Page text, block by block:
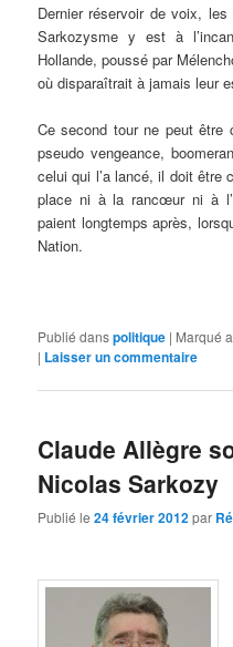
Dernier réservoir de voix, les
Sarkozysme y est à
Hollande, poussé par
où disparaîtrait à jamais leur
Ce second tour ne peut être
pseudo vengeance,
celui qui l’a lancé, il doit être
place ni à la rancœur ni à
paient longtemps après,
Nation.
Publié danspolitique | Marqué
| Laisser un commentaire
Claude Allègre
Nicolas Sarkozy
Publié le24 février 2012par